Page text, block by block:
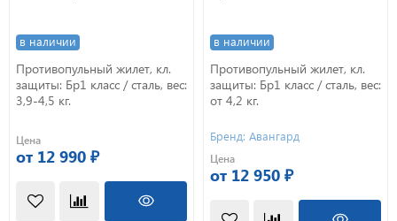
в наличии
Противопульный жилет, кл.
защиты: Бр1 класс / сталь, вес:
3,9-4,5 кг.
Цена
от 12 990 ₽
в наличии
Противопульный жилет, кл.
защиты: Бр1 класс / сталь, вес:
от 4,2 кг.
Бренд: Авангард
Цена
от 12 950 ₽